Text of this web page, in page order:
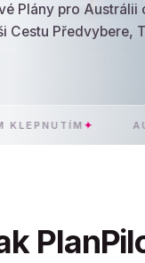
Plány pro
Cestu Předvybere,
✦ AUSTRÁLIE ✦